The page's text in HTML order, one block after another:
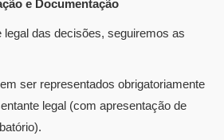
e Documentação
legal das decisões, seguiremos as
ser representados obrigatoriamente
legal (com apresentação de